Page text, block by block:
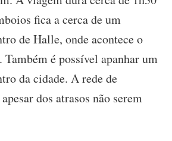
fica a cerca de um
de Halle, onde acontece o
é possível apanhar um
da cidade. A rede de
dos atrasos não serem